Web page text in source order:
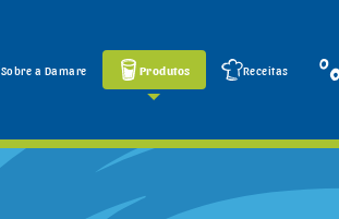
Sobre a Damare Produtos Receitas